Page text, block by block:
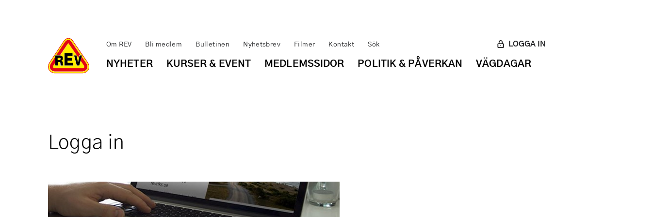
Om REV Bli medlem Bulletinen Nyhetsbrev Filmer Kontakt Sök
NYHETER KURSER & EVENT MEDLEMSSIDOR POLITIK & PÅVERKAN VÄGDAGAR
LOGGA IN
Logga in